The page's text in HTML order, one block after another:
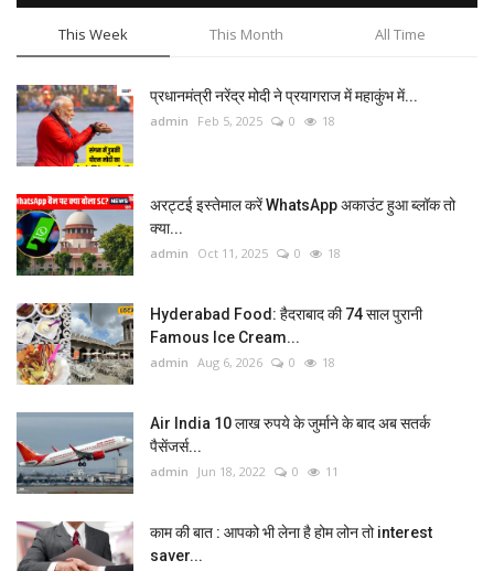
This Week This Month All Time
प्रधानमंत्री नरेंद्र मोदी ने प्रयागराज में महाकुंभ में...
admin Feb 5, 2025 0 18
अरट्टई इस्तेमाल करें WhatsApp अकाउंट हुआ ब्लॉक तो
क्या...
admin Oct 11, 2025 0 18
Hyderabad Food: हैदराबाद की 74 साल पुरानी
Famous Ice Cream...
admin Aug 6, 2026 0 18
Air India 10 लाख रुपये के जुर्माने के बाद अब सतर्क
पैसेंजर्स...
admin Jun 18, 2022 0 11
काम की बात : आपको भी लेना है होम लोन तो interest
saver...